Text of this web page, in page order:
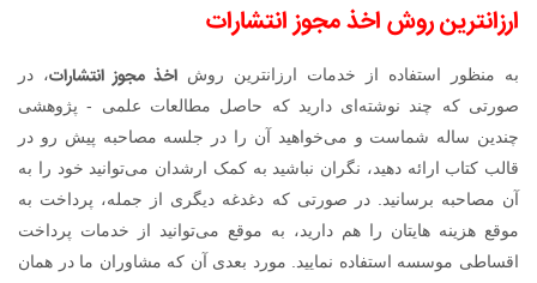
ارزانترین روش اخذ مجوز انتشارات
به منظور استفاده از خدمات ارزانترین روش اخذ مجوز انتشارات، در
صورتی که چند نوشته‌ای دارید که حاصل مطالعات علمی - پژوهشی
چندین ساله شماست و می‌خواهید آن را در جلسه مصاحبه پیش رو در
قالب کتاب ارائه دهید، نگران نباشید به کمک ارشدان می‌توانید خود را به
آن مصاحبه برسانید. در صورتی که دغدغه دیگری از جمله، پرداخت به
موقع هزینه هایتان را هم دارید، به موقع می‌توانید از خدمات پرداخت
اقساطی موسسه استفاده نمایید. مورد بعدی آن که مشاوران ما در همان